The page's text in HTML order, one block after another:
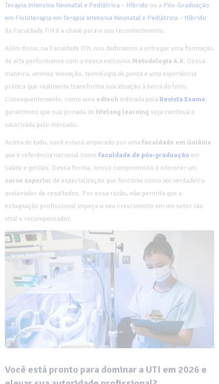
Terapia Intensiva Neonatal e Pediátrica – Híbrido ou a Pós-Graduação
em Fisioterapia em Terapia Intensiva Neonatal e Pediátrica – Híbrido
da Faculdade ITH é a chave para o seu reconhecimento.
Além disso, na Faculdade ITH, nos dedicamos a entregar uma formação
de alta performance com a nossa exclusiva Metodologia 4.0. Dessa
maneira, unimos inovação, tecnologia de ponta e uma experiência
prática que realmente transforma sua atuação à beira do leito.
Consequentemente, como uma edtech indicada pela Revista Exame,
garantimos que sua jornada de lifelong learning seja contínua e
valorizada pelo mercado.
Acima de tudo, você estará amparado por uma faculdade em Goiânia
que é referência nacional como faculdade de pós-graduação em
saúde e gestão. Dessa forma, nosso compromisso é oferecer um
curso superior de especialização que funcione como um verdadeiro
acelerador de resultados. Por essa razão, não permita que a
estagnação profissional impeça o seu crescimento em um setor tão
vital e recompensador.
Você está pronto para dominar a UTI em 2026 e